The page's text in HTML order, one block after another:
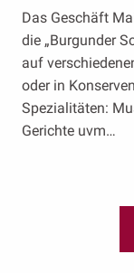
Das Geschäft
die „Burgunder
auf
oder in
Spezialitäten:
Gerichte uvm…